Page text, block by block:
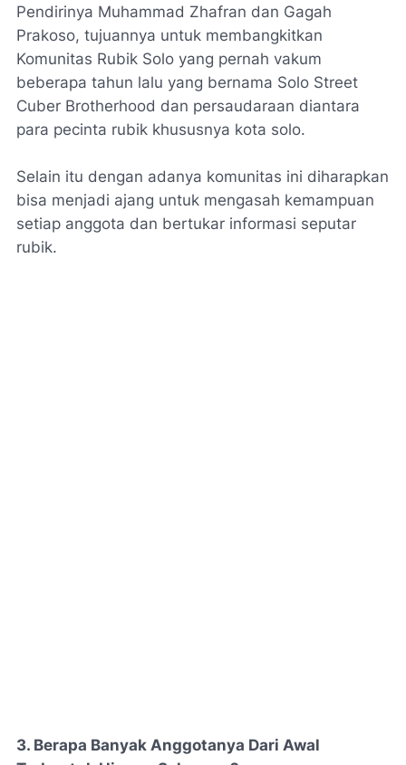
Pendirinya Muhammad Zhafran dan Gagah
Prakoso, tujuannya untuk membangkitkan
Komunitas Rubik Solo yang pernah vakum
beberapa tahun lalu yang bernama Solo Street
Cuber Brotherhood dan persaudaraan diantara
para pecinta rubik khususnya kota solo.
Selain itu dengan adanya komunitas ini diharapkan
bisa menjadi ajang untuk mengasah kemampuan
setiap anggota dan bertukar informasi seputar
rubik.
3. Berapa Banyak Anggotanya Dari Awal